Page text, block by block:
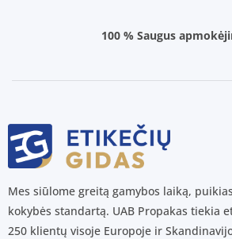
100 % Saugus
Mes siūlome greitą gamybos laiką,
kokybės standartą. UAB Propakas tiekia
250 klientų visoje Europoje ir